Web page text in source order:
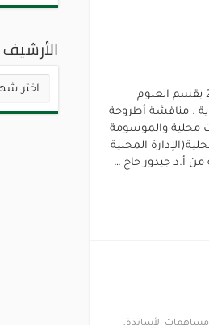
مناقشة أطروحة دكتوراه شهد اليوم الخميس 13 جوان 2024 بقسم العلوم
. مناقشة أطروحة
محلية والموسومة
المحلية
الأرشيف
الأرشيف